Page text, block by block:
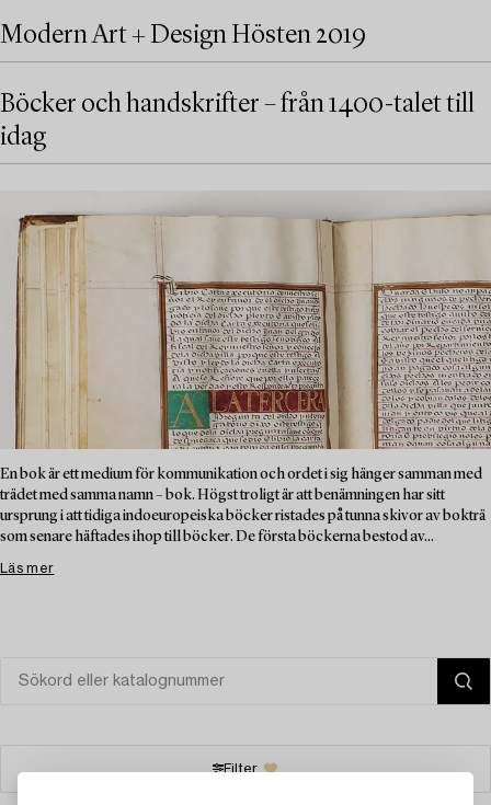
Modern Art + Design Hösten 2019
Böcker och handskrifter – från 1400-talet till
idag
En bok är ett medium för kommunikation och ordet i sig hänger samman med
trädet med samma namn – bok. Högst troligt är att benämningen har sitt
ursprung i att tidiga indoeuropeiska böcker ristades på tunna skivor av bokträ
som senare häftades ihop till böcker. De första böckerna bestod av...
Läs mer
Filter